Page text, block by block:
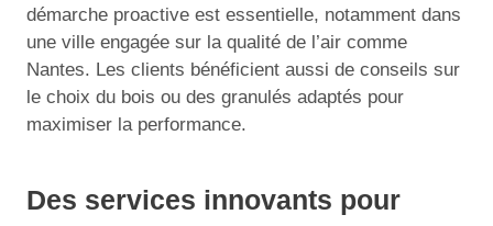
démarche proactive est essentielle, notamment dans
une ville engagée sur la qualité de l’air comme
Nantes. Les clients bénéficient aussi de conseils sur
le choix du bois ou des granulés adaptés pour
maximiser la performance.
Des services innovants pour